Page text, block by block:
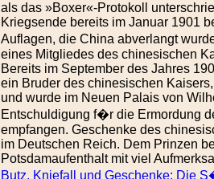
als das »Boxer«-Protokoll
Kriegsende bereits im Januar 1901
Auflagen, die China abverlangt
eines Mitgliedes des chinesischen
Bereits im September des Jahres
ein Bruder des chinesischen
und wurde im Neuen Palais von
Entschuldigung f�r die Ermordung
empfangen. Geschenke des
im Deutschen Reich. Dem Prinzen
Potsdamaufenthalt mit viel
Butz, Kniefall und Geschenke: Die